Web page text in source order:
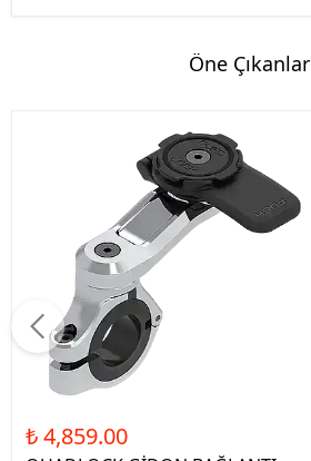
Öne Çıkanlar
₺ 4,859.00